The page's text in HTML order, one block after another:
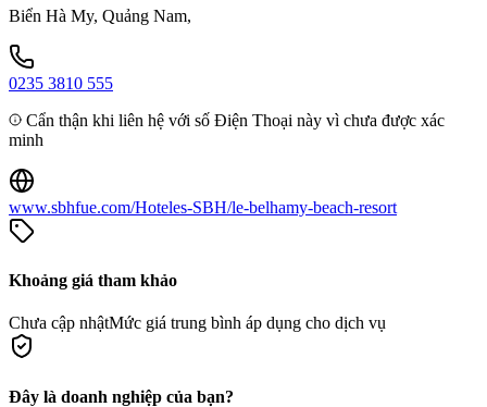
Biển Hà My, Quảng Nam,
0235 3810 555
Cẩn thận khi liên hệ với số Điện Thoại này vì chưa được xác
minh
www.sbhfue.com/Hoteles-SBH/le-belhamy-beach-resort
Khoảng giá tham khảo
Chưa cập nhậtMức giá trung bình áp dụng cho dịch vụ
Đây là doanh nghiệp của bạn?